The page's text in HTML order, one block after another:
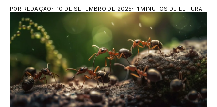
POR REDAÇÃO 10 DE SETEMBRO DE 2025 1 MINUTOS DE LEITURA